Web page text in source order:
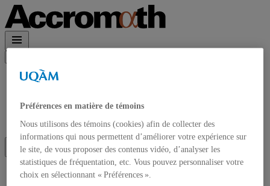
Accueil
Accrom\(\alpha\)th en PDF
Contact et Abonnements
Abonnement à l’infolettre
Accueil
Préférences en matière de témoins
Nous utilisons des témoins (cookies) afin de collecter des
informations qui nous permettent d’améliorer votre expérience sur
le site, de vous proposer des contenus vidéo, d’analyser les
statistiques de fréquentation, etc. Vous pouvez personnaliser votre
choix en sélectionnant « Préférences ».